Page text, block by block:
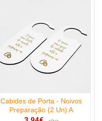
Cabides de Porta - Noivos
Preparação (2 Un) A